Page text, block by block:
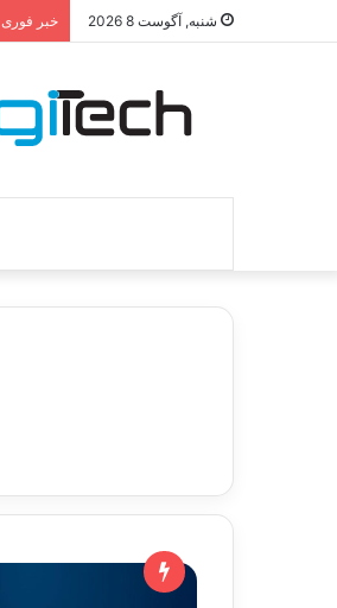
شنبه, آگوست 8 2026 خبر فوری